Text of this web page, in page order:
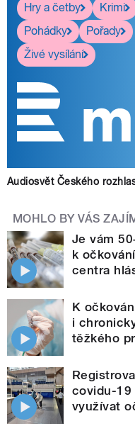
Hry a četby
Krimi
Pohádky
Pořady
Živé vysílání
Audiosvět Českého
MOHLO BY VÁS
Je vám
k
centra
K
i
těžkého
covidu-19
využívat